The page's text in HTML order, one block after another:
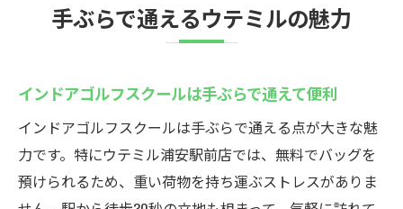
手ぶらで通えるウテミルの魅力
インドアゴルフスクールは手ぶらで通えて便利
インドアゴルフスクールは手ぶらで通える点が大きな魅
力です。特にウテミル浦安駅前店では、無料でバッグを
預けられるため、重い荷物を持ち運ぶストレスがありま